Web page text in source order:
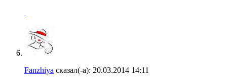
Fanzhiya сказал(-а): 20.03.2014 14:11